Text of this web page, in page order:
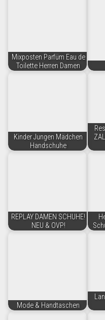
Mixposten Parfüm Eau de
Toilette Herren Damen
Kinder Jungen Mädchen
Handschuhe
REPLAY DAMEN SCHUHE!
NEU & OVP!
Mode & Handtaschen